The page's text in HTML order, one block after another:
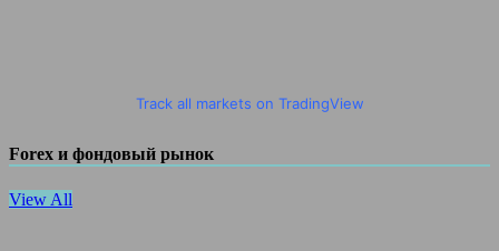
Track all markets on TradingView
Forex и фондовый рынок
View All